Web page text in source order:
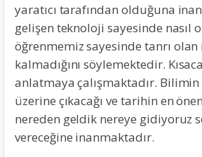
yaratıcı tarafından olduğuna
gelişen teknoloji sayesinde nasıl
öğrenmemiz sayesinde tanrı olan
kalmadığını söylemektedir.
anlatmaya çalışmaktadır.
üzerine çıkacağı ve tarihin en
nereden geldik nereye gidiyoruz
vereceğine inanmaktadır.